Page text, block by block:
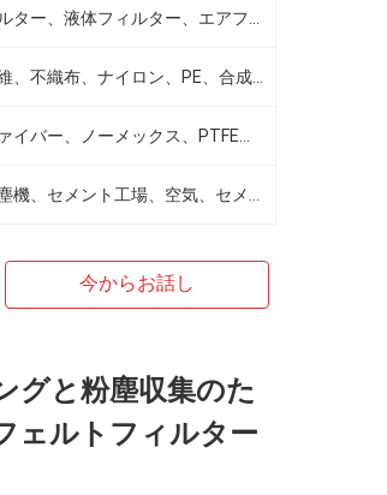
今からお話し
グと粉塵収集のた
ェルトフィルター